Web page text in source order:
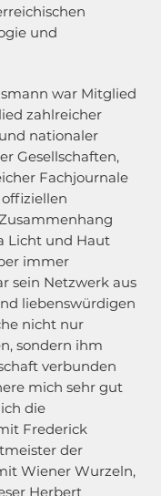
und
war Mitglied
zahlreicher
nationaler
Gesellschaften,
Fachjournale
Licht und Haut
immer
sein Netzwerk aus
liebenswürdigen
nicht nur
sondern ihm
verbunden
mich sehr gut
die
Frederick
der
Wiener Wurzeln,
Herbert